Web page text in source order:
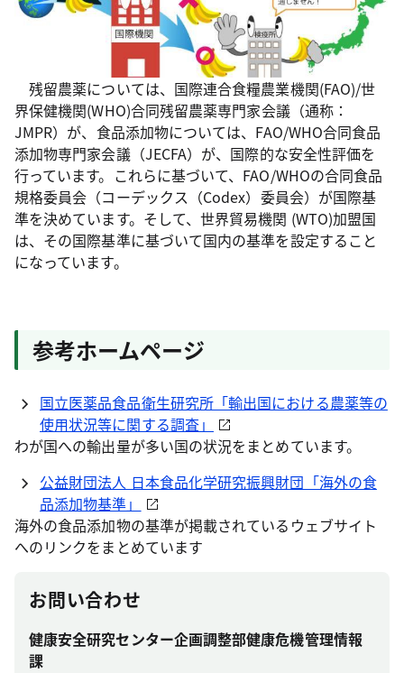
残留農薬については、国際連合食糧農業機関(FAO)/世
界保健機関(WHO)合同残留農薬専門家会議（通称：
JMPR）が、食品添加物については、FAO/WHO合同食品
添加物専門家会議（JECFA）が、国際的な安全性評価を
行っています。これらに基づいて、FAO/WHOの合同食品
規格委員会（コーデックス（Codex）委員会）が国際基
準を決めています。そして、世界貿易機関 (WTO)加盟国
は、その国際基準に基づいて国内の基準を設定すること
になっています。
参考ホームページ
国立医薬品食品衛生研究所「輸出国における農薬等の
使用状況等に関する調査」
わが国への輸出量が多い国の状況をまとめています。
公益財団法人 日本食品化学研究振興財団「海外の食
品添加物基準」
海外の食品添加物の基準が掲載されているウェブサイト
へのリンクをまとめています
お問い合わせ
健康安全研究センター企画調整部健康危機管理情報
課